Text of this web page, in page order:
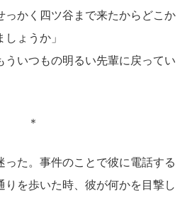
っかく四ツ谷まで来たからどこか
ょうか」
いつもの明るい先輩に戻ってい
＊
た。事件のことで彼に電話する
を歩いた時、彼が何かを目撃し